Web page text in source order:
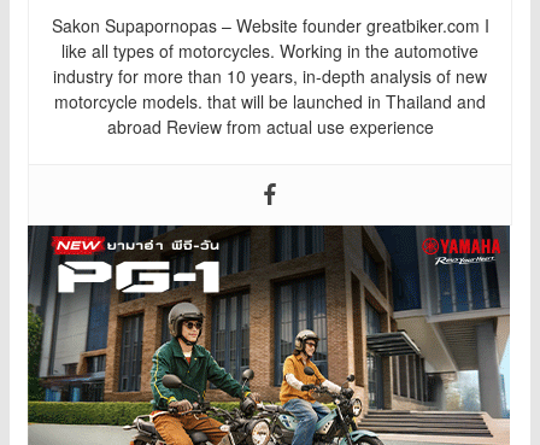
Sakon Supapornopas – Website founder greatbiker.com I
like all types of motorcycles. Working in the automotive
industry for more than 10 years, in-depth analysis of new
motorcycle models. that will be launched in Thailand and
abroad Review from actual use experience